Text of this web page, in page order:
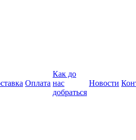
Оплата
Как до
нас
добраться
Новости